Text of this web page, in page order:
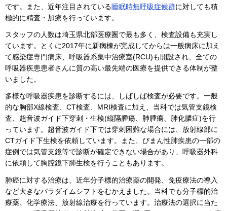
です。また、近年注目されている睡眠時無呼吸症候群に対しても積
極的に精査・加療を行っています。
スタッフの人数は埼玉県北部医療圏で最も多く、検査設備も充実し
ています。とくに2017年に新病棟が完成してからは一般病床に加え
て感染症専門病床、呼吸器系集中治療室(RCU)も開設され、全ての
呼吸器疾患患者さんに質の高い最先端の医療を提供できる体制が整
いました。
多様な呼吸器疾患を診断するには、しばしば検査が必要です。一般
的な胸部X線検査、CT検査、MRI検査に加え、当科では気管支鏡検
査、超音波ガイド下穿刺・生検(縦隔腫瘍、肺腫瘍、肺化膿症)を行
っています。超音波ガイド下では穿刺困難な場合には、放射線部に
CTガイド下生検を依頼しています。また、びまん性肺疾患の一部の
症例では気管支鏡等で診断が確定できない場合があり、呼吸器外科
に依頼して胸腔鏡下肺生検を行うこともあります。
肺癌に対する治療は、近年分子標的治療薬の開発、免疫療法の導入
など大きなパラダイムシフトをむかえました。当科でも分子標的治
療薬、化学療法、放射線治療を行っています。治療法の選択に当た